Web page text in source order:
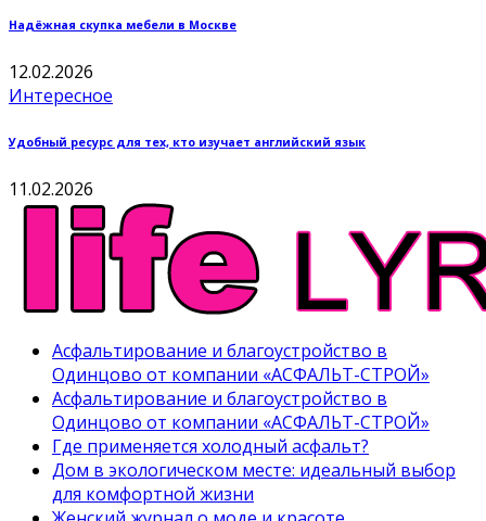
Надёжная скупка мебели в Москве
12.02.2026
Интересное
Удобный ресурс для тех, кто изучает английский язык
11.02.2026
Асфальтирование и благоустройство в
Одинцово от компании «АСФАЛЬТ-СТРОЙ»
Асфальтирование и благоустройство в
Одинцово от компании «АСФАЛЬТ-СТРОЙ»
Где применяется холодный асфальт?
Дом в экологическом месте: идеальный выбор
для комфортной жизни